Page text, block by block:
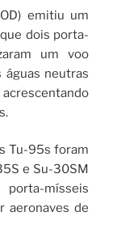
emitiu um
dois porta-
um voo
águas neutras
Tu-95s foram
e Su-30SM
mísseis
aeronaves de